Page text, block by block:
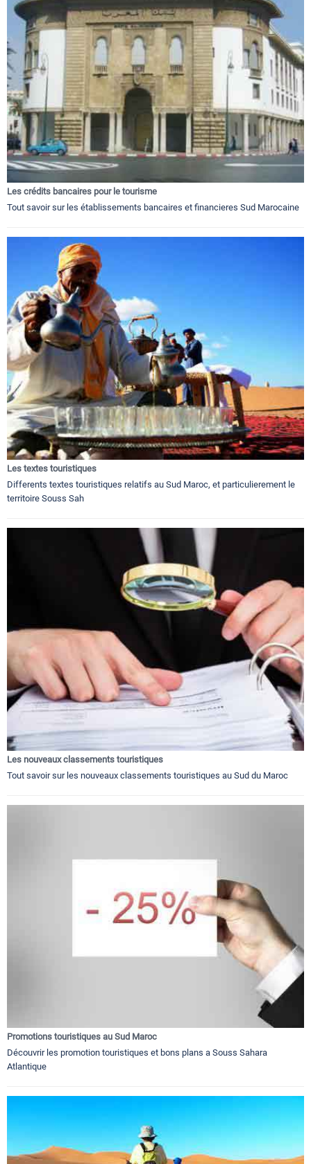
Les crédits bancaires pour le tourisme
Tout savoir sur les établissements bancaires et financieres Sud Marocaine
Les textes touristiques
Differents textes touristiques relatifs au Sud Maroc, et particulierement le
territoire Souss Sah
Les nouveaux classements touristiques
Tout savoir sur les nouveaux classements touristiques au Sud du Maroc
Promotions touristiques au Sud Maroc
Découvrir les promotion touristiques et bons plans a Souss Sahara
Atlantique